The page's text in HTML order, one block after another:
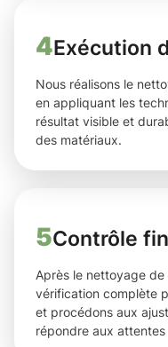
4Exécution
Nous réalisons le
en appliquant les
résultat visible et
des matériaux.
5Contrôle
Après le nettoyage
vérification complète
et procédons aux
répondre aux